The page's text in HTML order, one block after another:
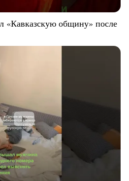
«Кавказскую общину» после